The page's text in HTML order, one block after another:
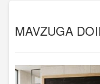
MAVZUGA